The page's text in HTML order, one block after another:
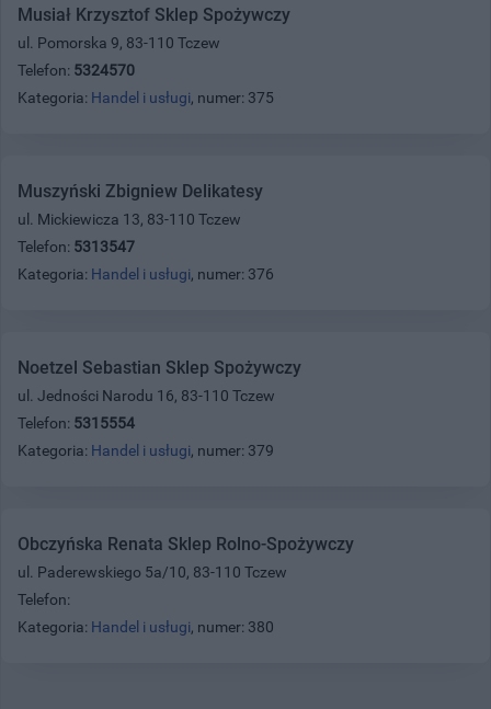
Musiał Krzysztof Sklep Spożywczy
ul. Pomorska 9, 83-110 Tczew
Telefon: 5324570
Kategoria: Handel i usługi, numer: 375
Muszyński Zbigniew Delikatesy
ul. Mickiewicza 13, 83-110 Tczew
Telefon: 5313547
Kategoria: Handel i usługi, numer: 376
Noetzel Sebastian Sklep Spożywczy
ul. Jedności Narodu 16, 83-110 Tczew
Telefon: 5315554
Kategoria: Handel i usługi, numer: 379
Obczyńska Renata Sklep Rolno-Spożywczy
ul. Paderewskiego 5a/10, 83-110 Tczew
Telefon:
Kategoria: Handel i usługi, numer: 380